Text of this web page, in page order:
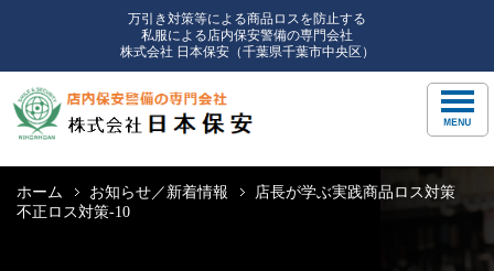
万引き対策等による商品ロスを防止する
私服による店内保安警備の専門会社
株式会社 日本保安（千葉県千葉市中央区）
ホーム お知らせ／新着情報
店長が学ぶ実践商品ロス対策
不正ロス対策-10